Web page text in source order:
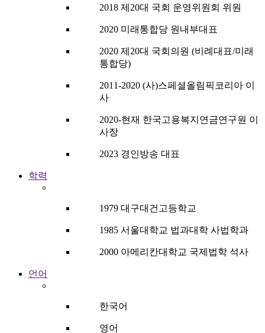
2018 제20대 국회 운영위원회 위원
2020 미래통합당 원내부대표
2020 제20대 국회의원 (비례대표/미래
통합당)
2011-2020 (사)스페셜올림픽코리아 이
사
2020-현재 한국고용복지연금연구원 이
사장
2023 경인방송 대표
학력
1979 대구대건고등학교
1985 서울대학교 법과대학 사법학과
2000 아메리칸대학교 국제법학 석사
언어
한국어
영어